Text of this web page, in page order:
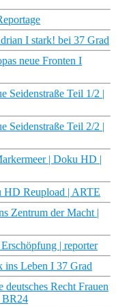
I stark! bei 37 Grad
neue Fronten I
Seidenstraße Teil 1/2 |
Seidenstraße Teil 2/2 |
| Doku HD |
HD Reupload | ARTE
Zentrum der Macht |
| reporter
ins Leben I 37 Grad
Recht Frauen
BR24